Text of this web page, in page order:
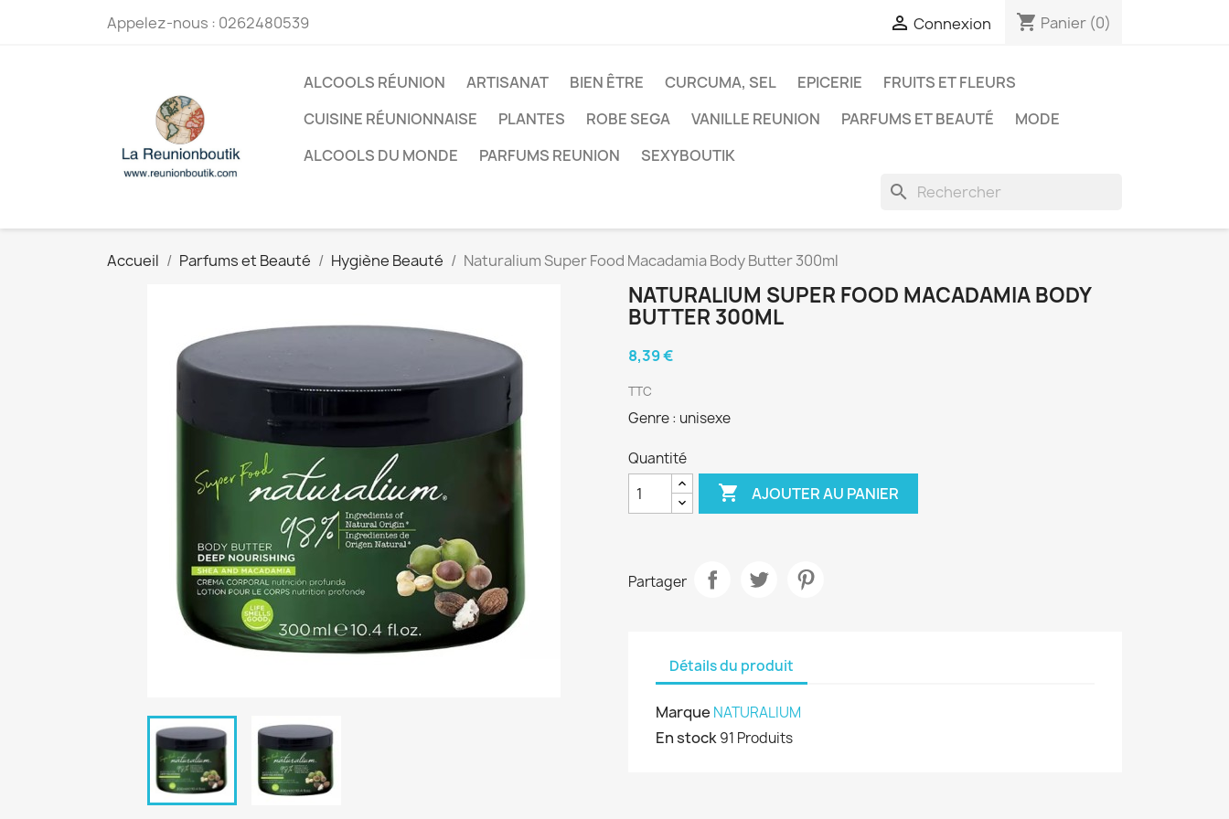
Appelez-nous : 0262480539  Connexion shopping_cart Panier (0)
ALCOOLS RÉUNION ARTISANAT BIEN ÊTRE CURCUMA, SEL EPICERIE
FRUITS ET FLEURS
CUISINE RÉUNIONNAISE
PLANTES ROBE SEGA VANILLE REUNION PARFUMS ET BEAUTÉ
MODE
ALCOOLS DU MONDE
PARFUMS REUNION SEXYBOUTIK
search
Accueil Parfums et Beauté Hygiène Beauté Naturalium Super Food Macadamia Body Butter 300ml
NATURALIUM SUPER FOOD MACADAMIA BODY
BUTTER 300ML
8,39 €
TTC
Genre : unisexe
Quantité
 AJOUTER AU PANIER
Partager
Détails du produit
Marque NATURALIUM
En stock91 Produits